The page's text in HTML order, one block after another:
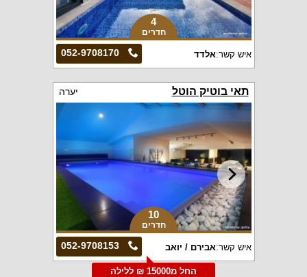
4
חדרים
052-9708170 איש קשר:אלדד
תאי בוטיק הוטל יערה
10
חדרים
052-9708153 איש קשר:אבירם / יואב
החל מ15000 ₪ ללילה